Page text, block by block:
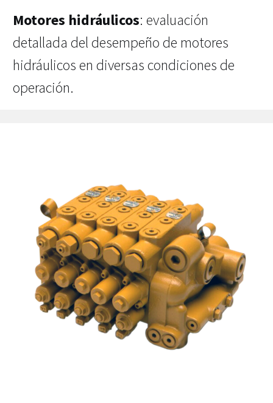
Motores hidráulicos: evaluación
detallada del desempeño de motores
hidráulicos en diversas condiciones de
operación.